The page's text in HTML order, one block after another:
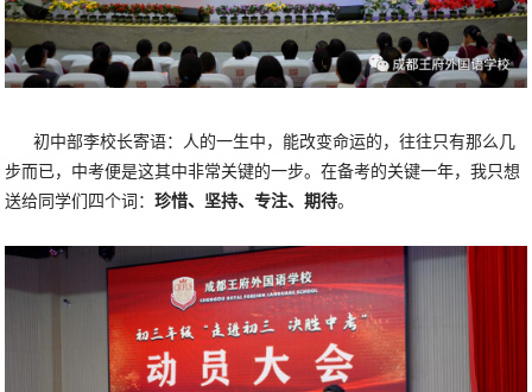
初中部李校长寄语：人的一生中，能改变命运的，往往只有那么几
步而已，中考便是这其中非常关键的一步。在备考的关键一年，我只想
送给同学们四个词：珍惜、坚持、专注、期待。